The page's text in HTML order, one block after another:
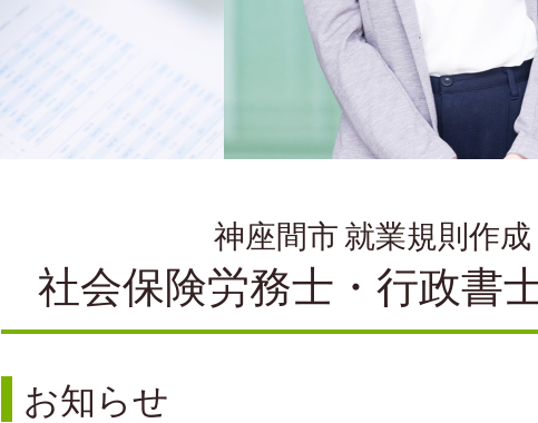
神座間市 就業規則作
社会保険労務士・行政
お知らせ